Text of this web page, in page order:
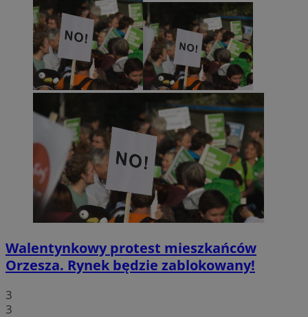
Walentynkowy protest mieszkańców
Orzesza. Rynek będzie zablokowany!
3
3